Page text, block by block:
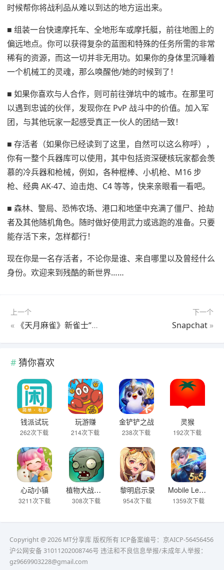
时候帮你将战利品从难以到达的地方运出来。
■ 组装一台快速摩托车、全地形车或摩托艇，前往地图上的
偏远地点。你可以获得复杂的蓝图和特殊的任务所需的非常
稀有的资源，而这一切并非无用功。如果你的身体里沉睡着
一个机械工的灵魂，那么唤醒他/她的时候到了！
■ 如果你喜欢与人合作，则可前往弹坑中的城市。在那里可
以遇到忠诚的伙伴，发现你在 PvP 战斗中的价值。加入军
团，与其他玩家一起感受真正一伙人的团结一致！
■ 存活者（如果你已经读到了这里，自然可以这么称呼），
你有一整个兵器库可以使用，其中包括资深硬核玩家都会羡
慕的冷兵器和枪械，例如，各种棍棒、小机枪、M16 步
枪、经典 AK-47、迫击炮、C4 等等，快来亲眼看一看吧。
■ 森林、警局、恐怖农场、港口和地堡中充满了僵尸、抢劫
者及其他随机角色。随时做好使用武力或逃跑的准备。只要
能存活下来，怎样都行！
现在你是一名存活者，不论你是谁、来自哪里以及曾经什么
身份。欢迎来到残酷的新世界……
上一个
« 《天月麻雀》新雀士“白塚清雪”登场迎新岁！春节期间开放特色玩法～
下一个
Snapchat »
猜你喜欢
钱派试玩
262次下载
玩游赚
214次下载
金铲铲之战
238次下载
灵猴
192次下载
心动小镇
3211次下载
植物大战僵尸1
308次下载
黎明启示录
954次下载
Mobile Legends
1359次下载
Copyright @ 2026 MT分享库 版权所有 ICP备案编号：京AICP-56456456
沪公网安备 31011202008746号 违法和不良信息举报/未成年人举报：
gz9669903228@gmail.com